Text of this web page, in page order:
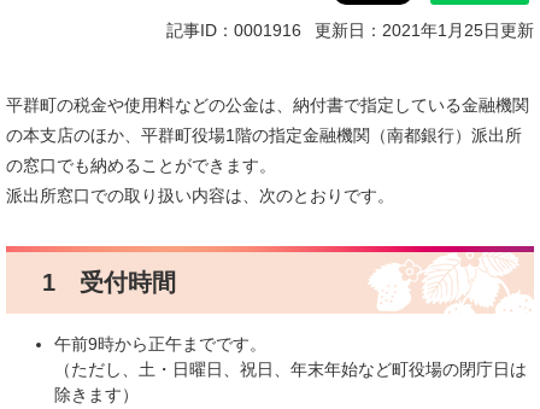
記事ID：0001916 更新日：2021年1月25日更新
平群町の税金や使用料などの公金は、納付書で指定している金融機関
の本支店のほか、平群町役場1階の指定金融機関（南都銀行）派出所
の窓口でも納めることができます。
派出所窓口での取り扱い内容は、次のとおりです。
1 受付時間
午前9時から正午までです。
（ただし、土・日曜日、祝日、年末年始など町役場の閉庁日は
除きます）